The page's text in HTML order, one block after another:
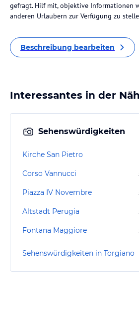
gefragt. Hilf mit, objektive Informationen
anderen Urlaubern zur Verfügung zu
Beschreibung bearbeiten
Interessantes in der
Sehenswürdigkeiten
Kirche San Pietro
Corso Vannucci
Piazza IV Novembre
Altstadt Perugia
Fontana Maggiore
Sehenswürdigkeiten in Torgiano